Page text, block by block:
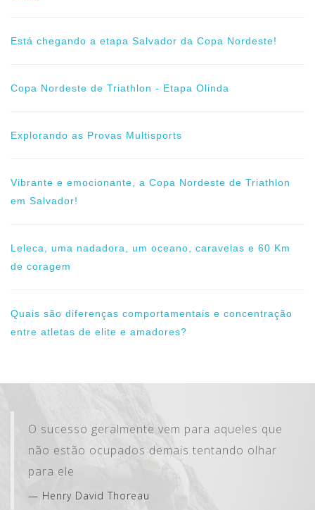
Está chegando a etapa Salvador da Copa Nordeste!
Copa Nordeste de Triathlon - Etapa Olinda
Explorando as Provas Multisports
Vibrante e emocionante, a Copa Nordeste de Triathlon
em Salvador!
Leleca, uma nadadora, um oceano, caravelas e 60 Km
de coragem
Quais são diferenças comportamentais e concentração
entre atletas de elite e amadores?
O sucesso geralmente vem para aqueles que
não estão ocupados demais tentando olhar
para ele
Henry David Thoreau